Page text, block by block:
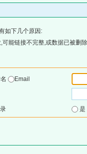
如下几个原因:
能链接不完整,或数据已被删
名
Email